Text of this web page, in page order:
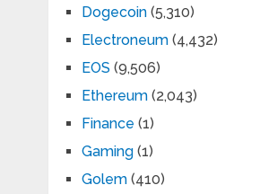
Dogecoin(5,310)
Electroneum(4,432)
EOS (9,506)
Ethereum(2,043)
Finance (1)
Gaming(1)
Golem(410)